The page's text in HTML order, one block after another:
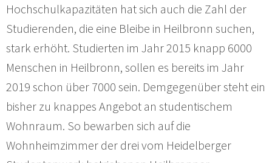
Hochschulkapazitäten hat sich auch die Zahl der
Studierenden, die eine Bleibe in Heilbronn suchen,
stark erhöht. Studierten im Jahr 2015 knapp 6000
Menschen in Heilbronn, sollen es bereits im Jahr
2019 schon über 7000 sein. Demgegenüber steht ein
bisher zu knappes Angebot an studentischem
Wohnraum. So bewarben sich auf die
Wohnheimzimmer der drei vom Heidelberger